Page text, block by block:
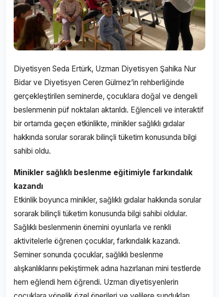
Diyetisyen Seda Ertürk, Uzman Diyetisyen Şahika Nur
Bidar ve Diyetisyen Ceren Gülmez’in rehberliğinde
gerçekleştirilen seminerde, çocuklara doğal ve dengeli
beslenmenin püf noktaları aktarıldı. Eğlenceli ve interaktif
bir ortamda geçen etkinlikte, minikler sağlıklı gıdalar
hakkında sorular sorarak bilinçli tüketim konusunda bilgi
sahibi oldu.
Minikler sağlıklı beslenme eğitimiyle farkındalık
kazandı
Etkinlik boyunca minikler, sağlıklı gıdalar hakkında sorular
sorarak bilinçli tüketim konusunda bilgi sahibi oldular.
Sağlıklı beslenmenin önemini oyunlarla ve renkli
aktivitelerle öğrenen çocuklar, farkındalık kazandı.
Seminer sonunda çocuklar, sağlıklı beslenme
alışkanlıklarını pekiştirmek adına hazırlanan mini testlerde
hem eğlendi hem öğrendi. Uzman diyetisyenlerin